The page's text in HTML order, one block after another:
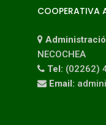
COOPERATIVA
NECOCHEA
Tel: (02262)
Email: